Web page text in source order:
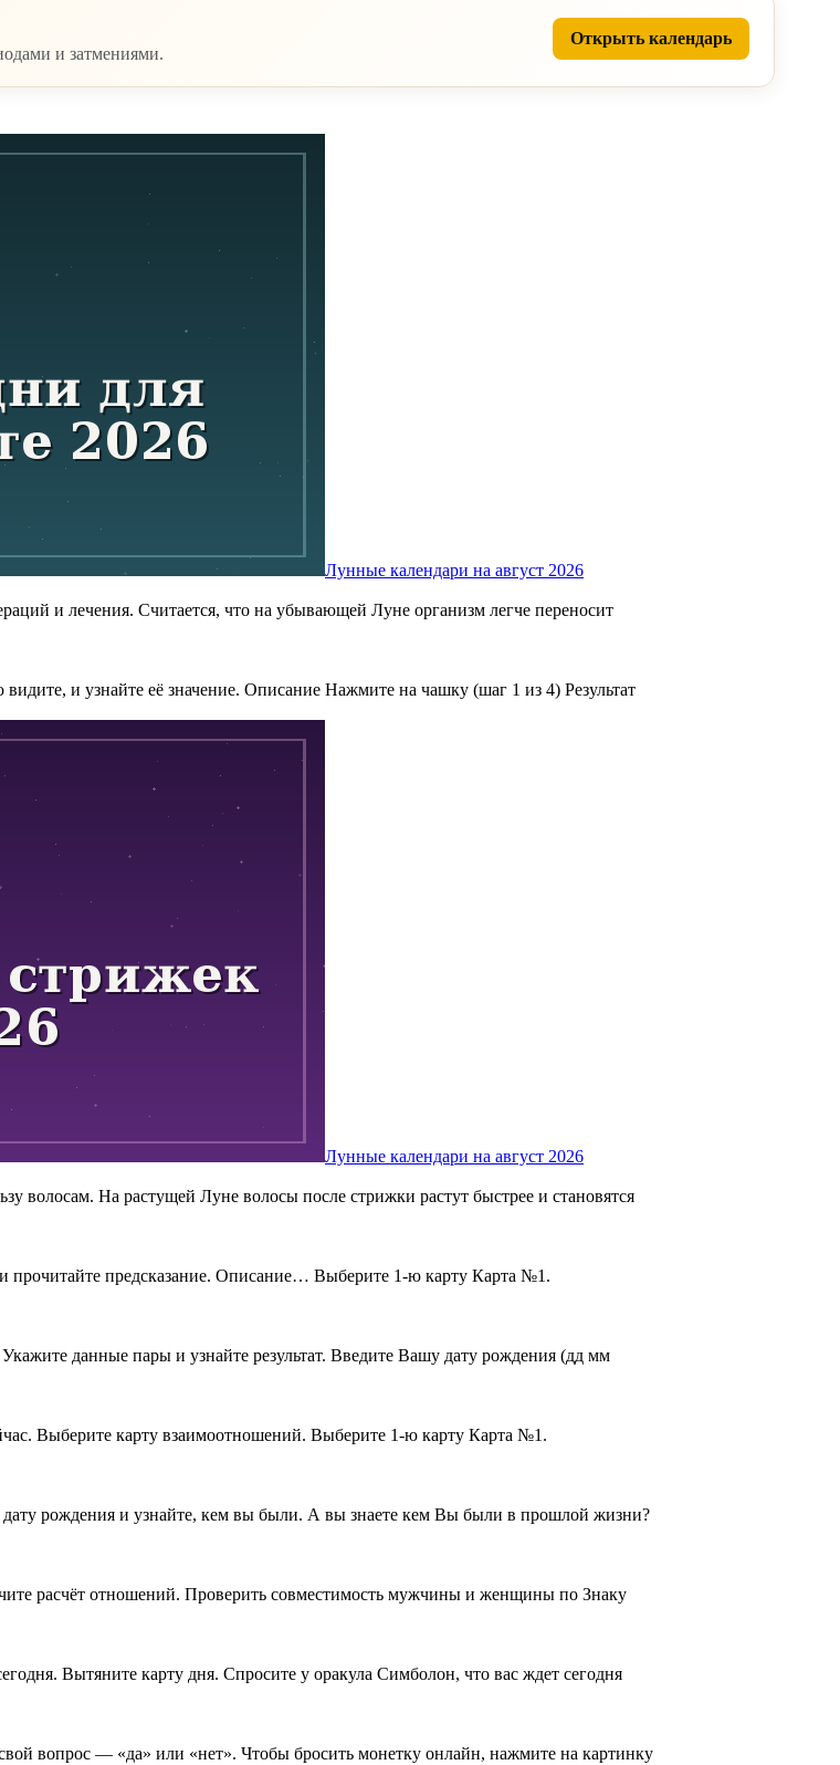
и затмениями.
Открыть календарь
Лунные календари на август 2026
и лечения. Считается, что на убывающей Луне организм легче переносит
и узнайте её значение. Описание Нажмите на чашку (шаг 1 из 4) Результат
Лунные календари на август 2026
волосам. На растущей Луне волосы после стрижки растут быстрее и становятся
предсказание. Описание… Выберите 1-ю карту Карта №1.
данные пары и узнайте результат. Введите Вашу дату рождения (дд мм
Выберите карту взаимоотношений. Выберите 1-ю карту Карта №1.
рождения и узнайте, кем вы были. А вы знаете кем Вы были в прошлой жизни?
расчёт отношений. Проверить совместимость мужчины и женщины по Знаку
Вытяните карту дня. Спросите у оракула Симболон, что вас ждет сегодня
вопрос — «да» или «нет». Чтобы бросить монетку онлайн, нажмите на картинку